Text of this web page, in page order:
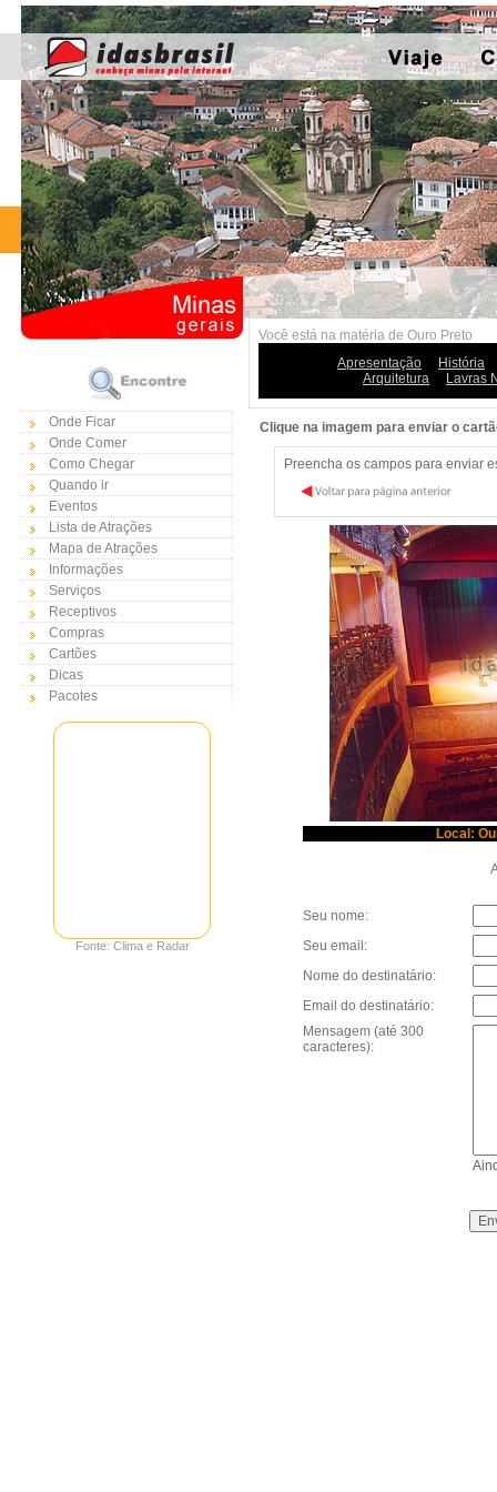
Onde Ficar
Onde Comer
Como Chegar
Quando ir
Eventos
Lista de Atrações
Mapa de Atrações
Informações
Serviços
Receptivos
Compras
Cartões
Dicas
Pacotes
Fonte: Clima e Radar
Você está na matéria de Ouro Preto
Apresentação
História
Arquitetura
Lavras
Clique na imagem para enviar o
Preencha os campos para enviar
Local:
Seu nome:
Seu email:
Nome do destinatário:
Email do destinatário:
Mensagem (até 300
caracteres):